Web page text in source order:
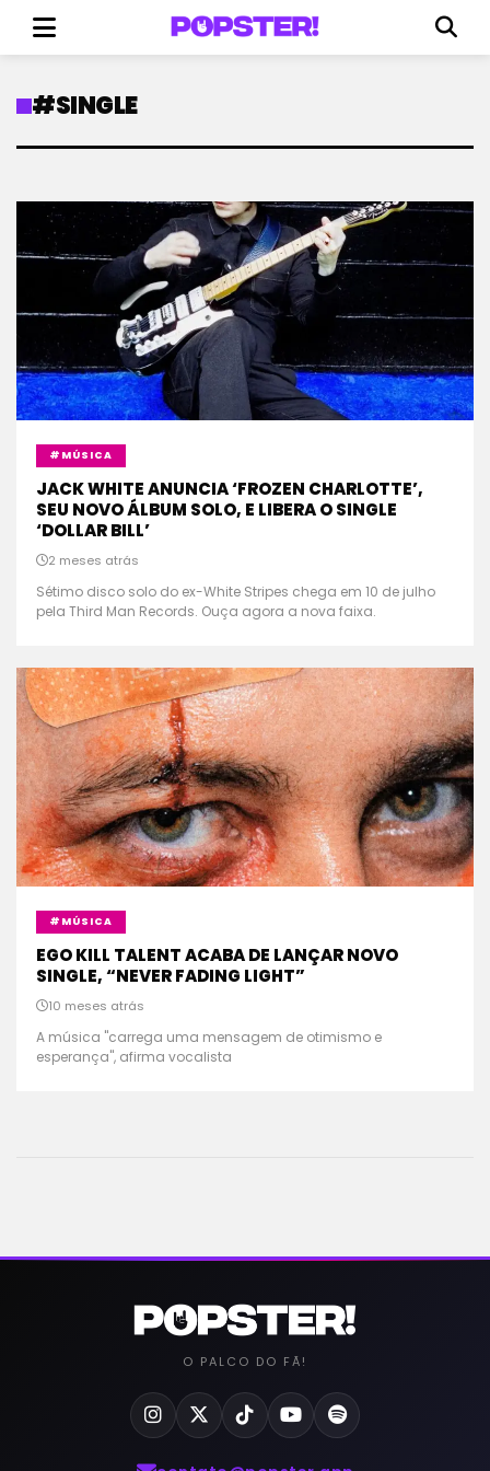
#SINGLE
#MÚSICA
JACK WHITE ANUNCIA ‘FROZEN CHARLOTTE’,
SEU NOVO ÁLBUM SOLO, E LIBERA O SINGLE
‘DOLLAR BILL’
2 meses atrás
Sétimo disco solo do ex-White Stripes chega em 10 de julho
pela Third Man Records. Ouça agora a nova faixa.
#MÚSICA
EGO KILL TALENT ACABA DE LANÇAR NOVO
SINGLE, “NEVER FADING LIGHT”
10 meses atrás
A música "carrega uma mensagem de otimismo e
esperança", afirma vocalista
O PALCO DO FÃ!